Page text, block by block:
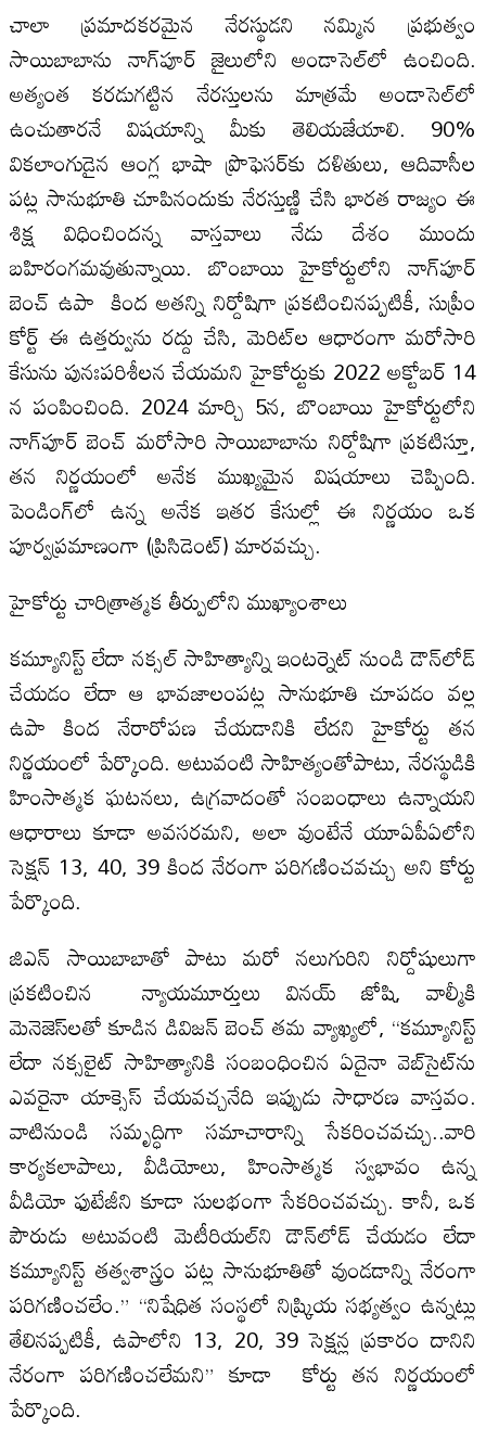
చాలా ప్రమాదకరమైన నేరస్థుడని నమ్మిన ప్రభుత్వం
సాయిబాబాను నాగ్‌పూర్‌ జైలులోని అండాసెల్‌లో ఉంచింది.
అత్యంత కరడుగట్టిన నేరస్తులను మాత్రమే అండాసెల్‌లో
ఉంచుతారనే విషయాన్ని మీకు తెలియజేయాలి. 90%
వికలాంగుడైన ఆంగ్ల భాషా ప్రొఫెసర్‌కు దళితులు, ఆదివాసీల
పట్ల సానుభూతి చూపినందుకు నేరస్తుణ్ణి చేసి భారత రాజ్యం ఈ
శిక్ష విధించిందన్న వాస్తవాలు నేడు దేశం ముందు
బహిరంగమవుతున్నాయి. బొంబాయి హైకోర్టులోని నాగ్‌పూర్
బెంచ్ ఉపా కింద అతన్ని నిర్దోషిగా ప్రకటించినప్పటికీ, సుప్రీం
కోర్ట్ ఈ ఉత్తర్వును రద్దు చేసి, మెరిట్‌ల ఆధారంగా మరోసారి
కేసును పునఃపరిశీలన చేయమని హైకోర్టుకు 2022 అక్టోబర్ 14
న పంపించింది. 2024 మార్చి 5న, బొంబాయి హైకోర్టులోని
నాగ్‌పూర్ బెంచ్ మరోసారి సాయిబాబాను నిర్దోషిగా ప్రకటిస్తూ,
తన నిర్ణయంలో అనేక ముఖ్యమైన విషయాలు చెప్పింది.
పెండింగ్‌లో ఉన్న అనేక ఇతర కేసుల్లో ఈ నిర్ణయం ఒక
పూర్వప్రమాణంగా (ప్రిసిడెంట్) మారవచ్చు.
హైకోర్టు చారిత్రాత్మక తీర్పులోని ముఖ్యాంశాలు
కమ్యూనిస్ట్ లేదా నక్సల్ సాహిత్యాన్ని ఇంటర్నెట్ నుండి డౌన్‌లోడ్
చేయడం లేదా ఆ భావజాలంపట్ల సానుభూతి చూపడం వల్ల
ఉపా కింద నేరారోపణ చేయడానికి లేదని హైకోర్టు తన
నిర్ణయంలో పేర్కొంది. అటువంటి సాహిత్యంతోపాటు, నేరస్థుడికి
హింసాత్మక ఘటనలు, ఉగ్రవాదంతో సంబంధాలు ఉన్నాయని
ఆధారాలు కూడా అవసరమని, అలా వుంటేనే యూఏపీఏలోని
సెక్షన్ 13, 40, 39 కింద నేరంగా పరిగణించవచ్చు అని కోర్టు
పేర్కొంది.
జిఎన్ సాయిబాబాతో పాటు మరో నలుగురిని నిర్దోషులుగా
ప్రకటించిన న్యాయమూర్తులు వినయ్ జోషి, వాల్మీకి
మెనెజెస్‌లతో కూడిన డివిజన్ బెంచ్ తమ వ్యాఖ్యలో, “కమ్యూనిస్ట్
లేదా నక్సలైట్ సాహిత్యానికి సంబంధించిన ఏదైనా వెబ్‌సైట్‌ను
ఎవరైనా యాక్సెస్ చేయవచ్చనేది ఇప్పుడు సాధారణ వాస్తవం.
వాటినుండి సమృద్ధిగా సమాచారాన్ని సేకరించవచ్చు..వారి
కార్యకలాపాలు, వీడియోలు, హింసాత్మక స్వభావం ఉన్న
వీడియో ఫుటేజీని కూడా సులభంగా సేకరించవచ్చు. కానీ, ఒక
పౌరుడు అటువంటి మెటీరియల్‌ని డౌన్‌లోడ్ చేయడం లేదా
కమ్యూనిస్ట్ తత్వశాస్త్రం పట్ల సానుభూతితో వుండడాన్ని నేరంగా
పరిగణించలేం.” “నిషేధిత సంస్థలో నిష్క్రియ సభ్యత్వం ఉన్నట్లు
తేలినప్పటికీ, ఉపాలోని 13, 20, 39 సెక్షన్ల ప్రకారం దానిని
నేరంగా పరిగణించలేమని” కూడా కోర్టు తన నిర్ణయంలో
పేర్కొంది.